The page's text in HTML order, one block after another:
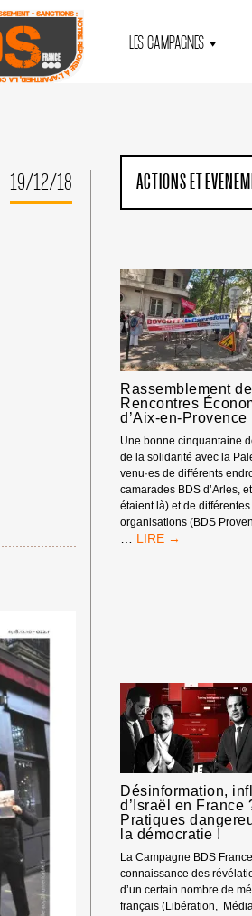
LES CAMPAGNES
19/12/18 ACTIONS ET
Rassemblement
Rencontres
d’Aix-en-Provence
Une bonne cinquantaine
de la solidarité avec la
venu·es de différents
camarades BDS d’Arles,
étaient là) et de différentes
organisations (BDS
RASSEMBLEMENT
Désinformation,
d’Israël en France
Pratiques
la démocratie !
La Campagne BDS
connaissance des
d’un certain nombre de
français (Libération,